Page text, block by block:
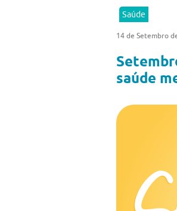
Saúde
14 de Setembro
saúde